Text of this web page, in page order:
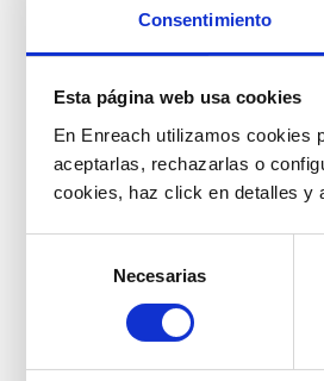
Consentimiento
Esta página web usa cookies
En Enreach utilizamos cookies
aceptarlas, rechazarlas o
cookies, haz click en detalles y
consentimiento
Necesarias
llamadas
considerar
Los agentes
estrategia de
clientesy para
comunicación.
Mayor
La
turnos
puede